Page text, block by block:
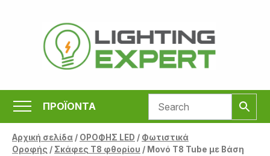
περιεχόμενο
ΠΡΟΪΟΝΤΑ
Αρχική σελίδα/ ΟΡΟΦΗΣ LED / Φωτιστικά
Οροφής / Σκάφες Τ8 φθορίου / Μονό T8 Tube με Βάση